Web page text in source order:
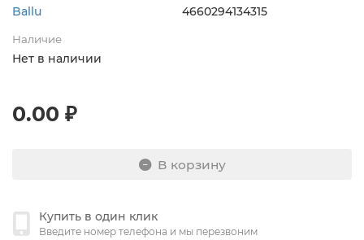
Ballu 4660294134315
Наличие
Нет в наличии
0.00 ₽
В корзину
Купить в один клик
Введите номер телефона и мы перезвоним